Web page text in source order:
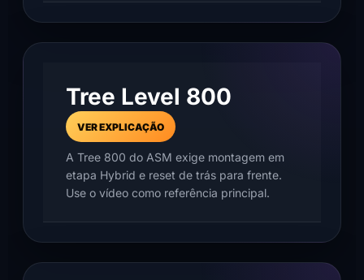
Tree Level 800
VER EXPLICAÇÃO
A Tree 800 do ASM exige montagem em
etapa Hybrid e reset de trás para frente.
Use o vídeo como referência principal.